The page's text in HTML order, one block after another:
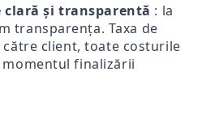
clară și transparentă : la
transparența. Taxa de
client, toate costurile
finalizării